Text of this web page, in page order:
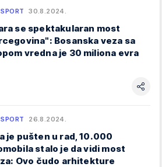
30.8.2024.
se spektakularan most
Bosanska veza sa
vredna je 30 miliona evra
26.8.2024.
je pušten u rad, 10.000
stalo je da vidi most
Ovo čudo arhitekture